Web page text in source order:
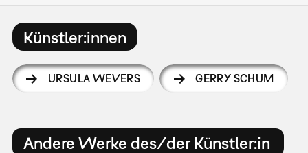
Künstler:innen
URSULA WEVERS GERRY SCHUM
Andere Werke des/der Künstler:in